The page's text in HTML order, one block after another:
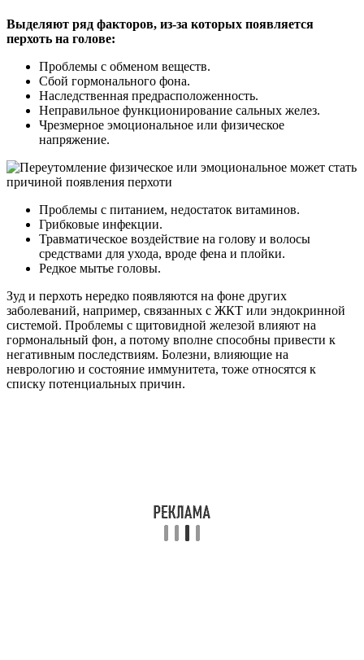
Выделяют ряд факторов, из-за которых появляется
перхоть на голове:
Проблемы с обменом веществ.
Сбой гормонального фона.
Наследственная предрасположенность.
Неправильное функционирование сальных желез.
Чрезмерное эмоциональное или физическое
напряжение.
Проблемы с питанием, недостаток витаминов.
Грибковые инфекции.
Травматическое воздействие на голову и волосы
средствами для ухода, вроде фена и плойки.
Редкое мытье головы.
Зуд и перхоть нередко появляются на фоне других
заболеваний, например, связанных с ЖКТ или эндокринной
системой. Проблемы с щитовидной железой влияют на
гормональный фон, а потому вполне способны привести к
негативным последствиям. Болезни, влияющие на
неврологию и состояние иммунитета, тоже относятся к
списку потенциальных причин.